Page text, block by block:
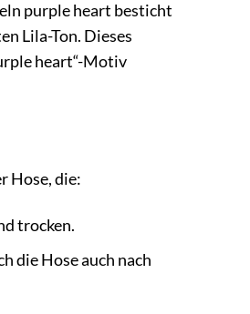
purple heart besticht
Lila-Ton. Dieses
heart“-Motiv
Hose, die:
trocken.
die Hose auch nach